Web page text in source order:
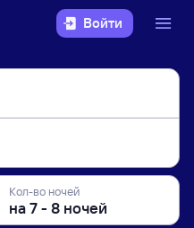
Войти
Кол-во ночей